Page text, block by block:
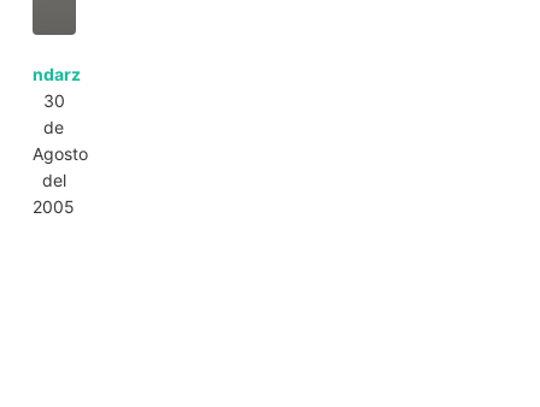
ndarz
30
de
Agosto
del
2005